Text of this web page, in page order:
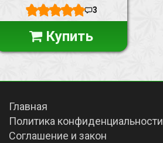
3
Купить
Главная
Политика конфиденциальности
Соглашение и закон